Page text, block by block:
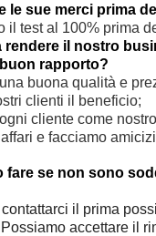
le sue merci prima
il test al 100% prima
rendere il nostro
rapporto?
buona qualità e
clienti il beneficio;
cliente come
e facciamo
fare se non sono
il prima
accettare il